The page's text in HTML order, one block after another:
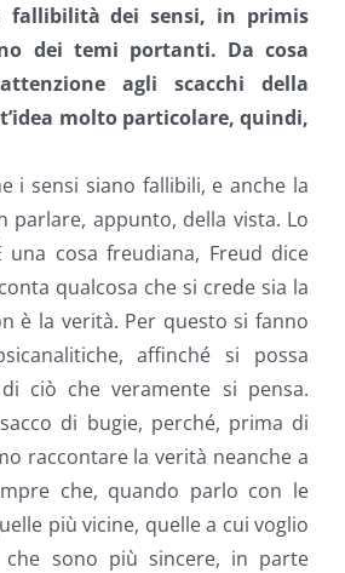
dei sensi, in primis
dei temi portanti. Da cosa
agli scacchi della
molto particolare, quindi,
i sensi siano fallibili, e anche la
parlare, appunto, della vista. Lo
cosa freudiana, Freud dice
qualcosa che si crede sia la
è la verità. Per questo si fanno
affinché si possa
ciò che veramente si pensa.
di bugie, perché, prima di
raccontare la verità neanche a
che, quando parlo con le
più vicine, quelle a cui voglio
che sono più sincere, in parte